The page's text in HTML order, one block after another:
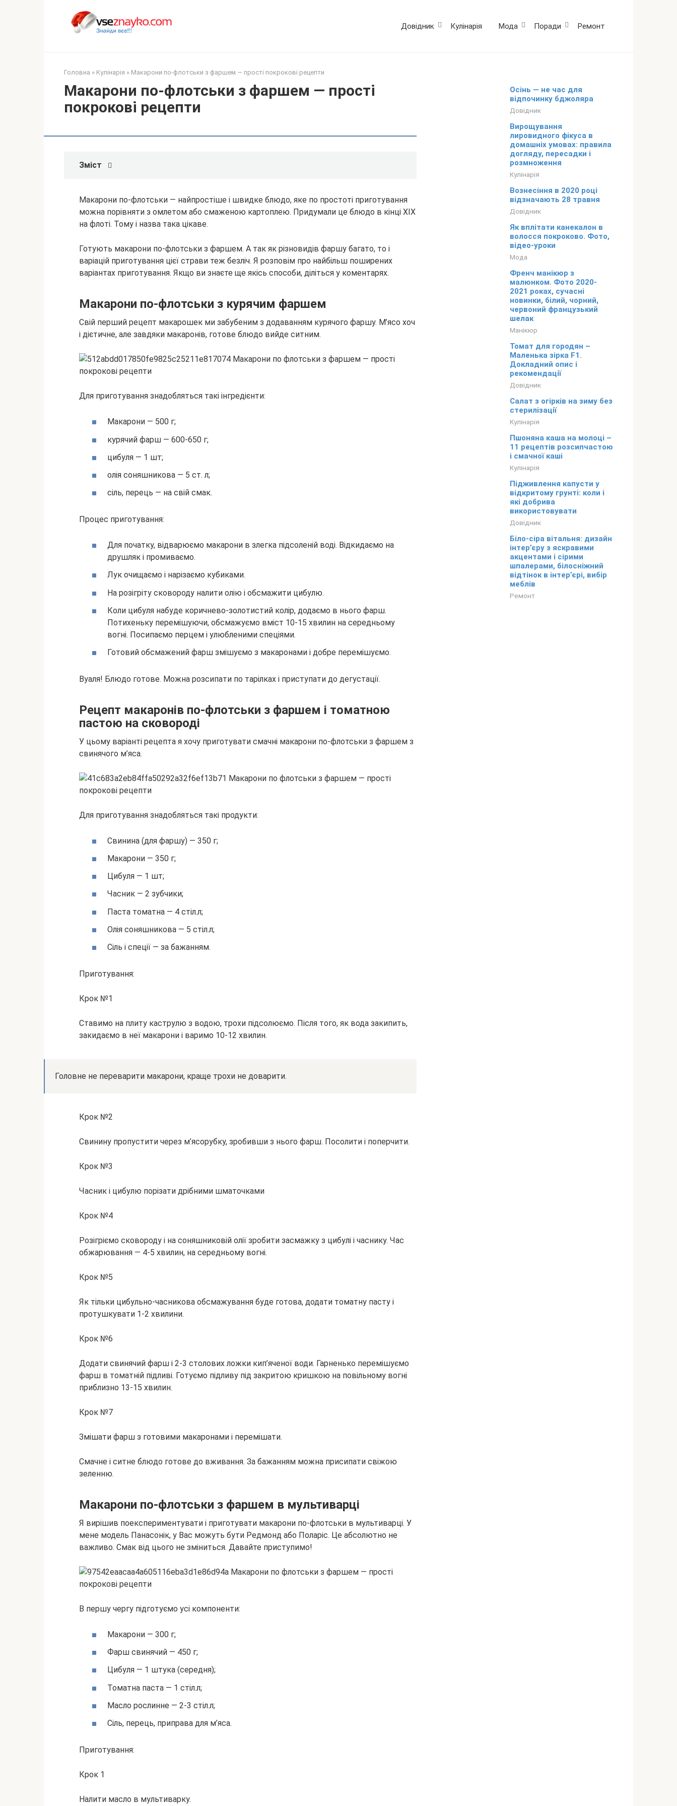
Довідник Кулінарія Мода Поради Ремонт
Головна » Кулінарія » Макарони по-флотськи з фаршем — прості покрокові рецепти
Макарони по-флотськи з фаршем — прості
покрокові рецепти
Зміст
Макарони по-флотськи — найпростіше і швидке блюдо, яке по простоті приготування
можна порівняти з омлетом або смаженою картоплею. Придумали це блюдо в кінці XIX
на флоті. Тому і назва така цікаве.
Готують макарони по-флотськи з фаршем. А так як різновидів фаршу багато, то і
варіацій приготування цієї страви теж безліч. Я розповім про найбільш поширених
варіантах приготування. Якщо ви знаєте ще якісь способи, діліться у коментарях.
Макарони по-флотськи з курячим фаршем
Свій перший рецепт макарошек ми забубеним з додаванням курячого фаршу. М’ясо хоч
і дієтичне, але завдяки макаронів, готове блюдо вийде ситним.
Для приготування знадобляться такі інгредієнти:
Макарони — 500 г;
курячий фарш — 600-650 г;
цибуля — 1 шт;
олія соняшникова — 5 ст. л;
сіль, перець — на свій смак.
Процес приготування:
Для початку, відварюємо макарони в злегка підсоленій воді. Відкидаємо на
друшляк і промиваємо.
Лук очищаємо і нарізаємо кубиками.
На розігріту сковороду налити олію і обсмажити цибулю.
Коли цибуля набуде коричнево-золотистий колір, додаємо в нього фарш.
Потихеньку перемішуючи, обсмажуємо вміст 10-15 хвилин на середньому
вогні. Посипаємо перцем і улюбленими спеціями.
Готовий обсмажений фарш змішуємо з макаронами і добре перемішуємо.
Вуаля! Блюдо готове. Можна розсипати по тарілках і приступати до дегустації.
Рецепт макаронів по-флотськи з фаршем і томатною
пастою на сковороді
У цьому варіанті рецепта я хочу приготувати смачні макарони по-флотськи з фаршем з
свинячого м’яса.
Для приготування знадобляться такі продукти:
Свинина (для фаршу) — 350 г;
Макарони — 350 г;
Цибуля — 1 шт;
Часник — 2 зубчики;
Паста томатна — 4 стіл.л;
Олія соняшникова — 5 стіл.л;
Сіль і спеції — за бажанням.
Приготування:
Крок №1
Ставимо на плиту каструлю з водою, трохи підсолюємо. Після того, як вода закипить,
закидаємо в неї макарони і варимо 10-12 хвилин.
Головне не переварити макарони, краще трохи не доварити.
Крок №2
Свинину пропустити через м’ясорубку, зробивши з нього фарш. Посолити і поперчити.
Крок №3
Часник і цибулю порізати дрібними шматочками
Крок №4
Розігріємо сковороду і на соняшниковій олії зробити засмажку з цибулі і часнику. Час
обжарювання — 4-5 хвилин, на середньому вогні.
Крок №5
Як тільки цибульно-часникова обсмажування буде готова, додати томатну пасту і
протушкувати 1-2 хвилини.
Крок №6
Додати свинячий фарш і 2-3 столових ложки кип’яченої води. Гарненько перемішуємо
фарш в томатній підливі. Готуємо підливу під закритою кришкою на повільному вогні
приблизно 13-15 хвилин.
Крок №7
Змішати фарш з готовими макаронами і перемішати.
Смачне і ситне блюдо готове до вживання. За бажанням можна присипати свіжою
зеленню.
Макарони по-флотськи з фаршем в мультиварці
Я вирішив поекспериментувати і приготувати макарони по-флотськи в мультиварці. У
мене модель Панасонік, у Вас можуть бути Редмонд або Поларіс. Це абсолютно не
важливо. Смак від цього не зміниться. Давайте приступимо!
В першу чергу підготуємо усі компоненти:
Макарони — 300 г;
Фарш свинячий — 450 г;
Цибуля — 1 штука (середня);
Томатна паста — 1 стіл.л;
Масло рослинне — 2-3 стіл.л;
Сіль, перець, приправа для м’яса.
Приготування:
Крок 1
Налити масло в мультиварку.
Осінь — не час для
відпочинку бджоляра
Довідник
Вирощування
лировидного фікуса в
домашніх умовах: правила
догляду, пересадки і
розмноження
Кулінарія
Вознесіння в 2020 році
відзначають 28 травня
Довідник
Як вплітати канекалон в
волосся покроково. Фото,
відео-уроки
Мода
Френч манікюр з
малюнком. Фото 2020-
2021 роках, сучасні
новинки, білий, чорний,
червоний французький
шелак
Манікюр
Томат для городян –
Маленька зірка F1.
Докладний опис і
рекомендації
Довідник
Салат з огірків на зиму без
стерилізації
Кулінарія
Пшоняна каша на молоці –
11 рецептів розсипчастою
і смачної каші
Кулінарія
Підживлення капусти у
відкритому грунті: коли і
які добрива
використовувати
Довідник
Біло-сіра вітальня: дизайн
інтер’єру з яскравими
акцентами і сірими
шпалерами, білосніжний
відтінок в інтер’єрі, вибір
меблів
Ремонт